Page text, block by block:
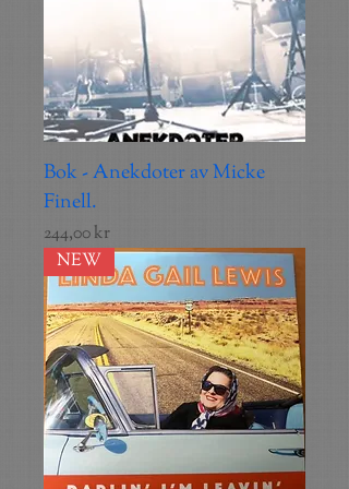
Bok - Anekdoter av Micke
Finell.
Pris
244,00 kr
NEW